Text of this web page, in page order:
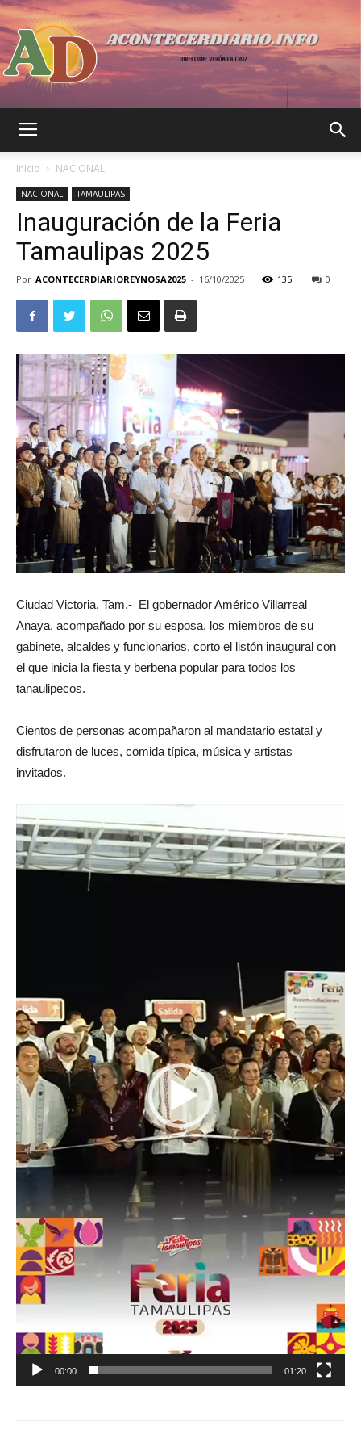
Diario
Inicio NACIONAL
NACIONAL TAMAULIPAS
Inauguración de la Feria
Tamaulipas 2025
Por ACONTECERDIARIOREYNOSA2025 - 16/10/2025 135 0
Ciudad Victoria, Tam.- El gobernador Américo Villarreal
Anaya, acompañado por su esposa, los miembros de su
gabinete, alcaldes y funcionarios, corto el listón inaugural con
el que inicia la fiesta y berbena popular para todos los
tanaulipecos.
Cientos de personas acompañaron al mandatario estatal y
disfrutaron de luces, comida típica, música y artistas
invitados.
de
vídeo
00:00 01:20